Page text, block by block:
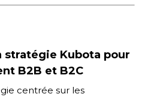
stratégie Kubota pour
B2B et B2C
centrée sur les